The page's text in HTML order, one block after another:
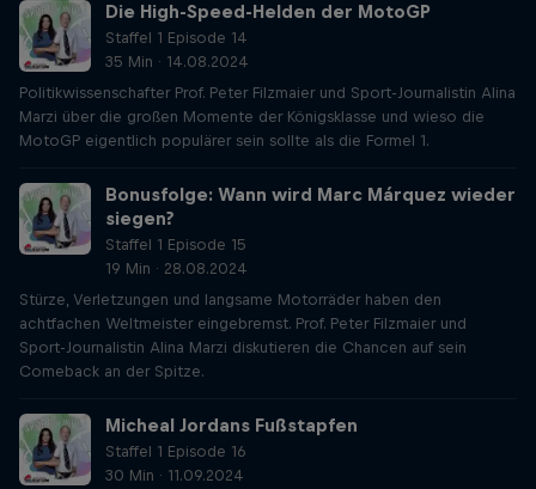
Die High-Speed-Helden der MotoGP
Staffel 1 Episode 14
35 Min · 14.08.2024
Politikwissenschafter Prof. Peter Filzmaier und Sport-Journalistin Alina
Marzi über die großen Momente der Königsklasse und wieso die
MotoGP eigentlich populärer sein sollte als die Formel 1.
Bonusfolge: Wann wird Marc Márquez wieder
siegen?
Staffel 1 Episode 15
19 Min · 28.08.2024
Stürze, Verletzungen und langsame Motorräder haben den
achtfachen Weltmeister eingebremst. Prof. Peter Filzmaier und
Sport-Journalistin Alina Marzi diskutieren die Chancen auf sein
Comeback an der Spitze.
Micheal Jordans Fußstapfen
Staffel 1 Episode 16
30 Min · 11.09.2024